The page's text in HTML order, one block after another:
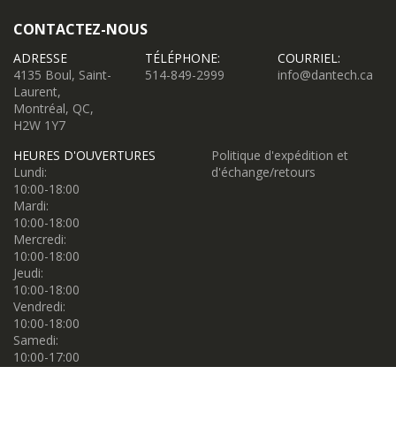
CONTACTEZ-NOUS
ADRESSE
4135 Boul, Saint-
Laurent,
Montréal, QC,
H2W 1Y7
TÉLÉPHONE:
514-849-2999
COURRIEL:
info@dantech.ca
HEURES D'OUVERTURES
Lundi:
10:00-18:00
Mardi:
10:00-18:00
Mercredi:
10:00-18:00
Jeudi:
10:00-18:00
Vendredi:
10:00-18:00
Samedi:
10:00-17:00
Politique d'expédition et
d'échange/retours